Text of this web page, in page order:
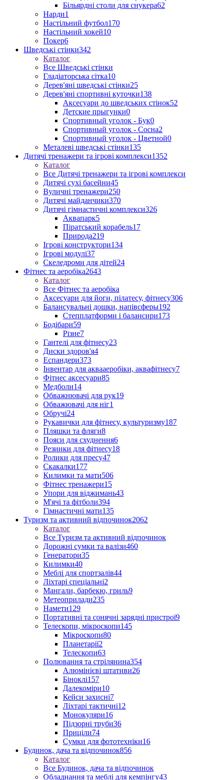
Більярдні столи для снукера62
Нарди1
Настільний футбол170
Настільний хокей10
Покер6
Шведські стінки342
Каталог
Все Шведські стінки
Гладіаторська сітка10
Дерев'яні шведські стінки25
Дерев'яні спортивні куточки138
Аксесуари до шведських стінок52
Детские прыгунки0
Спортивный уголок - Бук0
Спортивный уголок - Сосна2
Спортивный уголок - Цветной0
Металеві шведські стінки135
Дитячі тренажери та ігрові комплекси1352
Каталог
Все Дитячі тренажери та ігрові комплекси
Дитячі сухі басейни45
Вуличні тренажери250
Дитячі майданчики370
Дитячі гімнастичні комплекси326
Аквапарк5
Піратський корабель17
Природа219
Ігрові конструктори134
Ігрові модулі37
Скеледроми для дітей24
Фітнес та аеробіка2643
Каталог
Все Фітнес та аеробіка
Аксесуари для йоги, пілатесу, фітнесу306
Балансувальні дошки, напівсферы192
Степплатформи і балансири173
Бодібари59
Різне7
Гантелі для фітнесу23
Диски здоров'я4
Еспандери373
Інвентар для аквааеробіки, аквафітнесу7
Фітнес аксесуари85
Медболи14
Обважнювачі для рук19
Обважювачі для ніг1
Обручі24
Рукавички для фітнесу, культуризму187
Пляшки та фляги8
Пояси для схуднення6
Резинки для фітнесу18
Ролики для пресу47
Скакалки177
Килимки та мати506
Фітнес тренажери15
Упори для віджимань43
М'ячі та фітболи394
Гімнастичні мати135
Туризм та активний відпочинок2062
Каталог
Все Туризм та активний відпочинок
Дорожні сумки та валізи460
Генератори35
Килимки40
Меблі для спортзалів44
Ліхтарі спеціальні2
Мангали, барбекю, гриль9
Метеоприлади235
Намети129
Портативні та сонячні зарядні пристрої9
Телескопи, мікроскопи145
Мікроскопи80
Планетарії2
Телескопи63
Полювання та стрілянина354
Алюмінієві штативи26
Біноклі157
Далекоміри10
Кейси захисні7
Ліхтарі тактичні12
Монокуляри16
Підзорні труби36
Приціли74
Сумки для фототехніки16
Будинок, дача та відпочинок856
Каталог
Все Будинок, дача та відпочинок
Обладнання та меблі для кемпінгу43